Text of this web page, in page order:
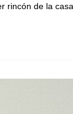
rincón de la